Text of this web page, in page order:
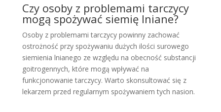
Czy osoby z problemami tarczycy
mogą spożywać siemię lniane?
Osoby z problemami tarczycy powinny zachować
ostrożność przy spożywaniu dużych ilości surowego
siemienia lnianego ze względu na obecność substancji
goitrogennych, które mogą wpływać na
funkcjonowanie tarczycy. Warto skonsultować się z
lekarzem przed regularnym spożywaniem tych nasion.